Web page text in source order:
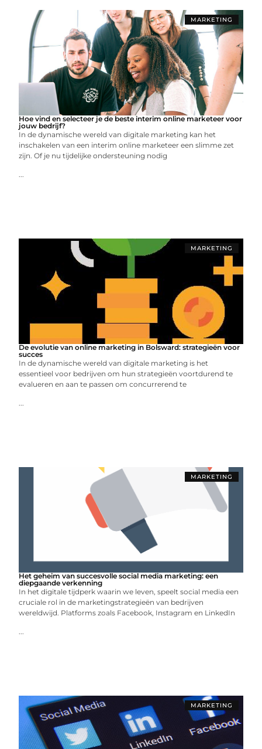
MARKETING
Hoe vind en selecteer je de beste interim online marketeer voor
jouw bedrijf?
In de dynamische wereld van digitale marketing kan het
inschakelen van een interim online marketeer een slimme zet
zijn. Of je nu tijdelijke ondersteuning nodig
...
MARKETING
De evolutie van online marketing in Bolsward: strategieën voor
succes
In de dynamische wereld van digitale marketing is het
essentieel voor bedrijven om hun strategieën voortdurend te
evalueren en aan te passen om concurrerend te
...
MARKETING
Het geheim van succesvolle social media marketing: een
diepgaande verkenning
In het digitale tijdperk waarin we leven, speelt social media een
cruciale rol in de marketingstrategieën van bedrijven
wereldwijd. Platforms zoals Facebook, Instagram en LinkedIn
...
MARKETING